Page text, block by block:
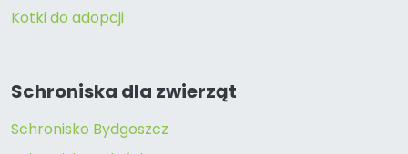
Kotki do adopcji
Schroniska dla zwierząt
Schronisko Bydgoszcz